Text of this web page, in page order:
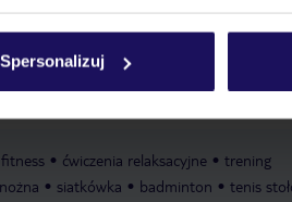
Spersonalizuj
basen: zewnętrzny, ze słodką wodą
ćwiczenia relaksacyjne
trening
siatkówka badminton tenis